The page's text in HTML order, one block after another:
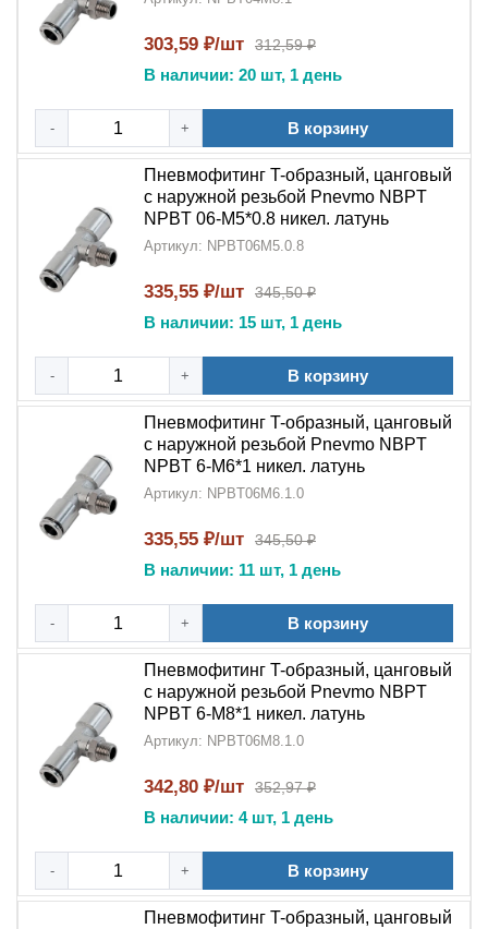
наружной резьбой NPT NPBT
профессиональное решение для создания надежных
разветвлений в пневматических системах. Благодаря
сочетаниюцангового механизма,наружной резьбы
NPTи никелированного латунного корпуса
этоттройникобеспечивает простой монтаж и
долговечную работу оборудования.
303,59 ₽/шт 312,59 ₽
В наличии: 20 шт, 1 день
- + В корзину
Пневмофитинг T-образный, цанговый
с наружной резьбой Pnevmo NBPT
NPBT 06-M5*0.8 никел. латунь
Артикул: NPBT06M5.0.8
335,55 ₽/шт 345,50 ₽
В наличии: 15 шт, 1 день
- + В корзину
Пневмофитинг T-образный, цанговый
с наружной резьбой Pnevmo NBPT
NPBT 6-M6*1 никел. латунь
Артикул: NPBT06M6.1.0
335,55 ₽/шт 345,50 ₽
В наличии: 11 шт, 1 день
- + В корзину
Пневмофитинг T-образный, цанговый
с наружной резьбой Pnevmo NBPT
NPBT 6-M8*1 никел. латунь
Артикул: NPBT06M8.1.0
342,80 ₽/шт 352,97 ₽
В наличии: 4 шт, 1 день
- + В корзину
Пневмофитинг T-образный, цанговый